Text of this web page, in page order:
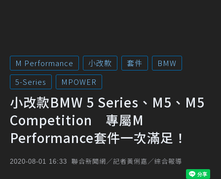
M Performance 小改款 套件
BMW
5-Series
MPOWER
小改款BMW 5 Series、M5、M5
Competition 專屬M
Performance套件一次滿足！
2020-08-01 16:33 聯合新聞網／記者黃俐嘉／綜合報導